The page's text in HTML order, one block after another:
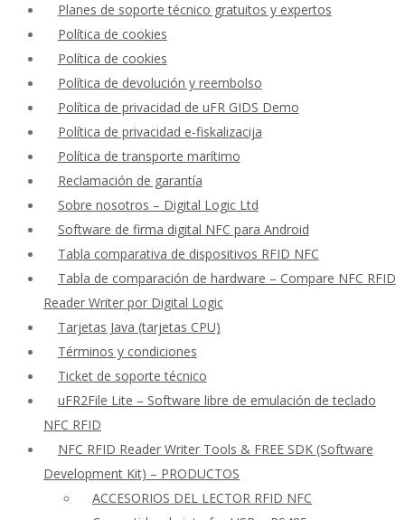
Planes de soporte técnico gratuitos y expertos
Política de cookies
Política de cookies
Política de devolución y reembolso
Política de privacidad de uFR GIDS Demo
Política de privacidad e-fiskalizacija
Política de transporte marítimo
Reclamación de garantía
Sobre nosotros – Digital Logic Ltd
Software de firma digital NFC para Android
Tabla comparativa de dispositivos RFID NFC
Tabla de comparación de hardware – Compare NFC RFID
Reader Writer por Digital Logic
Tarjetas Java (tarjetas CPU)
Términos y condiciones
Ticket de soporte técnico
uFR2File Lite – Software libre de emulación de teclado
NFC RFID
NFC RFID Reader Writer Tools & FREE SDK (Software
Development Kit) – PRODUCTOS
ACCESORIOS DEL LECTOR RFID NFC